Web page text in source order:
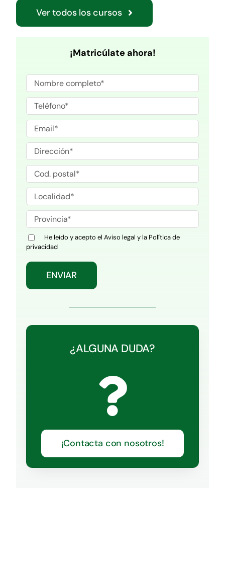
Ver todos los cursos
¡Matricúlate ahora!
He leído y acepto el Aviso legal y la Política de
privacidad
¿ALGUNA DUDA?
¡Contacta con nosotros!